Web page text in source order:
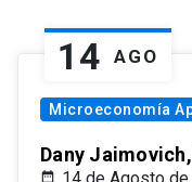
14 AGO
Microeconomía
Dany